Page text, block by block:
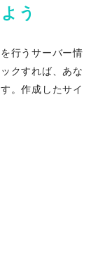
う
行うサーバー情
クすれば、あな
。作成したサイ